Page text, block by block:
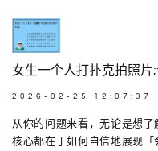
女生一个人打扑克拍照片
2026-02-25 12:07:37
从你的问题来看，无论是想了
核心都在于如何自信地展现